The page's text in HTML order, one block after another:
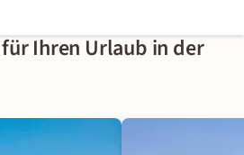
Ihren Urlaub in der